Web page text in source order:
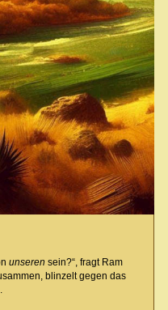
unseren sein?“, fragt Ram
blinzelt gegen das